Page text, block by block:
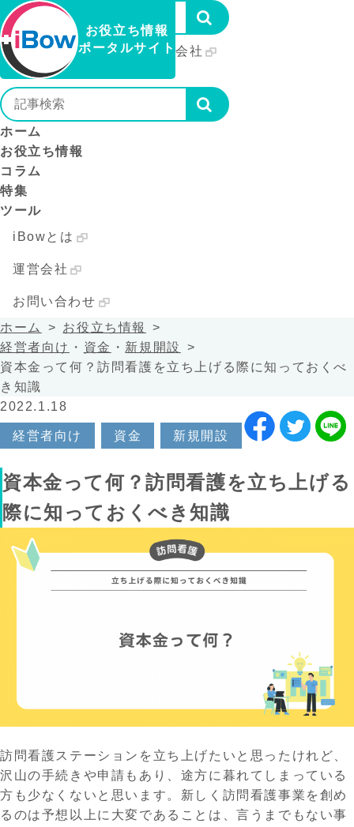
お役立ち情報
ポータルサイト
iBowとは
運営会社
お問い合わせ
ホーム
お役立ち情報
コラム
特集
ツール
iBowとは
運営会社
お問い合わせ
ホーム
お役立ち情報
経営者向け ・ 資金 ・ 新規開設
資本金って何？訪問看護を立ち上げる際に知っておくべ
き知識
2022.1.18
経営者向け 資金 新規開設
資本金って何？訪問看護を立ち上げる
際に知っておくべき知識
訪問看護ステーションを立ち上げたいと思ったけれど、
沢山の手続きや申請もあり、途方に暮れてしまっている
方も少なくないと思います。新しく訪問看護事業を創め
るのは予想以上に大変であることは、言うまでもない事